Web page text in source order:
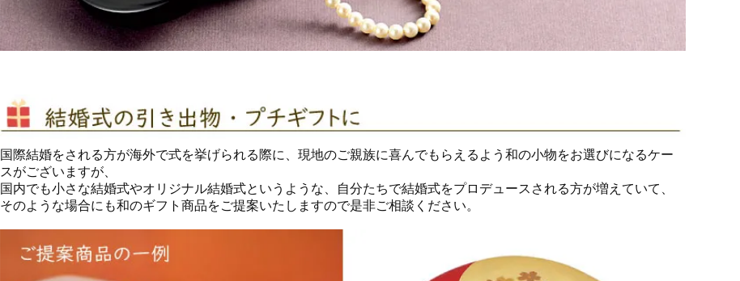
国際結婚をされる方が海外で式を挙げられる際に、現地のご親族に喜んでもらえるよう和の小物をお選びになるケー
スがございますが、
国内でも小さな結婚式やオリジナル結婚式というような、自分たちで結婚式をプロデュースされる方が増えていて、
そのような場合にも和のギフト商品をご提案いたしますので是非ご相談ください。